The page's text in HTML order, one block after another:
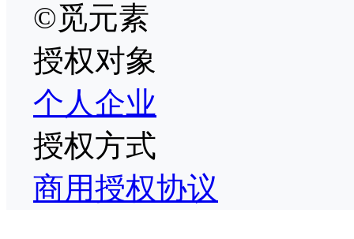
©觅元素
授权对象
个人企业
授权方式
商用授权协议